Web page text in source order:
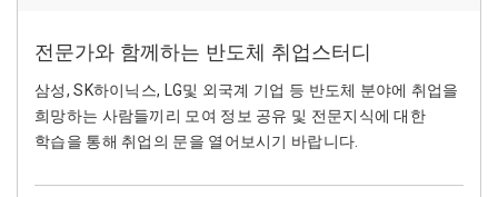
전문가와 함께하는 반도체 취업스터디
삼성, SK하이닉스, LG및 외국계 기업 등 반도체 분야에 취업을
희망하는 사람들끼리 모여 정보 공유 및 전문지식에 대한
학습을 통해 취업의 문을 열어보시기 바랍니다.